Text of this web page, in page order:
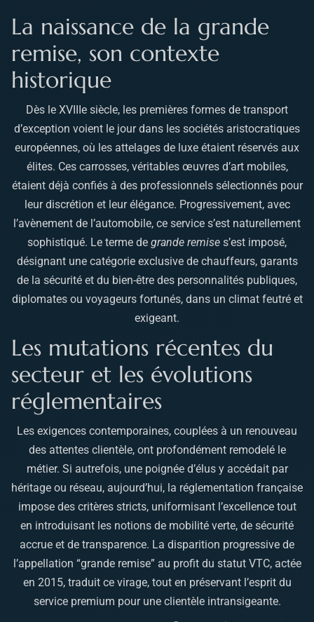
La naissance de la grande
remise, son contexte
historique
Dès le XVIIIe siècle, les premières formes de transport
d’exception voient le jour dans les sociétés aristocratiques
européennes, où les attelages de luxe étaient réservés aux
élites. Ces carrosses, véritables œuvres d’art mobiles,
étaient déjà confiés à des professionnels sélectionnés pour
leur discrétion et leur élégance. Progressivement, avec
l’avènement de l’automobile, ce service s’est naturellement
sophistiqué. Le terme de grande remise s’est imposé,
désignant une catégorie exclusive de chauffeurs, garants
de la sécurité et du bien-être des personnalités publiques,
diplomates ou voyageurs fortunés, dans un climat feutré et
exigeant.
Les mutations récentes du
secteur et les évolutions
réglementaires
Les exigences contemporaines, couplées à un renouveau
des attentes clientèle, ont profondément remodelé le
métier. Si autrefois, une poignée d’élus y accédait par
héritage ou réseau, aujourd’hui, la réglementation française
impose des critères stricts, uniformisant l’excellence tout
en introduisant les notions de mobilité verte, de sécurité
accrue et de transparence. La disparition progressive de
l’appellation “grande remise” au profit du statut VTC, actée
en 2015, traduit ce virage, tout en préservant l’esprit du
service premium pour une clientèle intransigeante.